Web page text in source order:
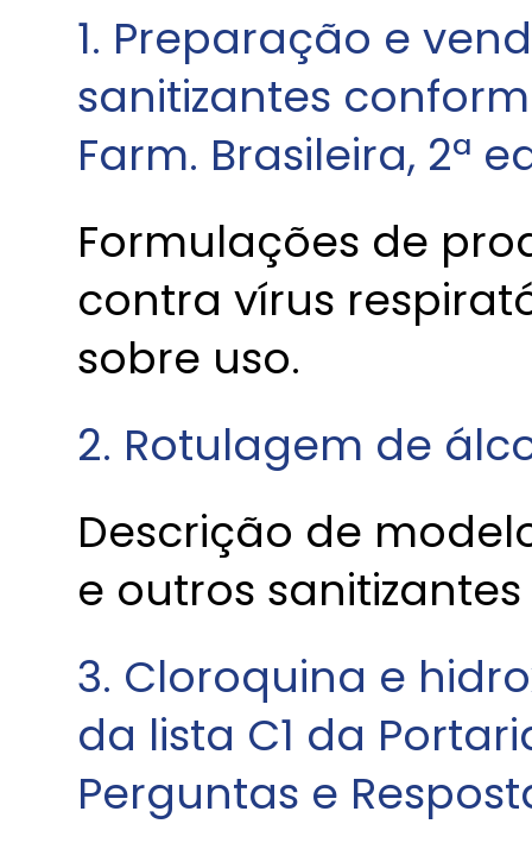
1. Preparação e
sanitizantes
Farm. Brasileira, 2ª
Formulações de
contra vírus
sobre uso.
2. Rotulagem de
Descrição de
e outros sanitizantes
3. Cloroquina e
da lista C1 da
Perguntas e